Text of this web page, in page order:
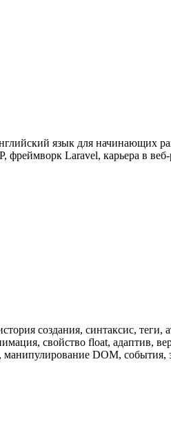
язык для начинающих
Laravel, карьера в веб-
создания, синтаксис, теги,
свойство float, адаптив,
DOM, события,